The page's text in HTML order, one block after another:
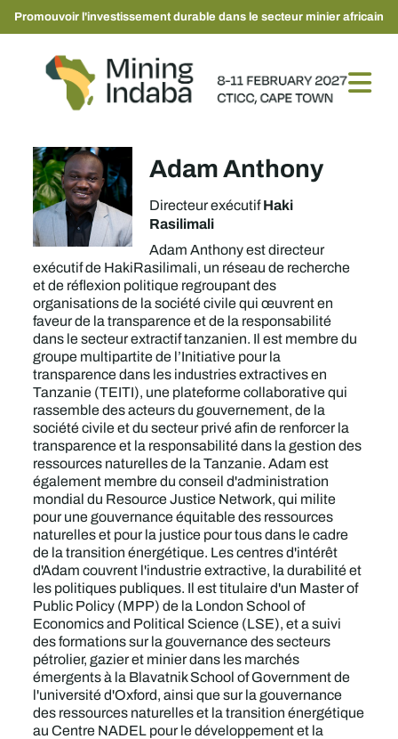
Promouvoir l'investissement durable dans le secteur minier africain
Adam Anthony
Directeur exécutifHaki
Rasilimali
Adam Anthony est directeur
exécutif de HakiRasilimali, un réseau de recherche
et de réflexion politique regroupant des
organisations de la société civile qui œuvrent en
faveur de la transparence et de la responsabilité
dans le secteur extractif tanzanien. Il est membre du
groupe multipartite de l’Initiative pour la
transparence dans les industries extractives en
Tanzanie (TEITI), une plateforme collaborative qui
rassemble des acteurs du gouvernement, de la
société civile et du secteur privé afin de renforcer la
transparence et la responsabilité dans la gestion des
ressources naturelles de la Tanzanie. Adam est
également membre du conseil d'administration
mondial du Resource Justice Network, qui milite
pour une gouvernance équitable des ressources
naturelles et pour la justice pour tous dans le cadre
de la transition énergétique. Les centres d'intérêt
d'Adam couvrent l'industrie extractive, la durabilité et
les politiques publiques. Il est titulaire d'un Master of
Public Policy (MPP) de la London School of
Economics and Political Science (LSE), et a suivi
des formations sur la gouvernance des secteurs
pétrolier, gazier et minier dans les marchés
émergents à la Blavatnik School of Government de
l'université d'Oxford, ainsi que sur la gouvernance
des ressources naturelles et la transition énergétique
au Centre NADEL pour le développement et la